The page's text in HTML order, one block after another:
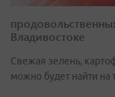
Владивостоке
Свежая зелень,
можно будет найти на